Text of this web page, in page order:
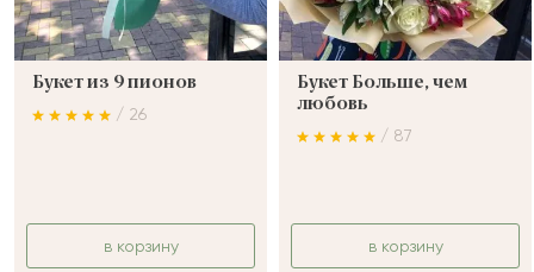
Букет из 9 пионов
/ 26
в корзину
Букет Больше, чем
любовь
/ 87
в корзину